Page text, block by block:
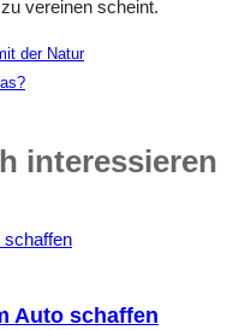
vereinen scheint.
der Natur
interessieren
Auto schaffen